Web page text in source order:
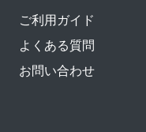
ご利用ガイド
よくある質問
お問い合わせ